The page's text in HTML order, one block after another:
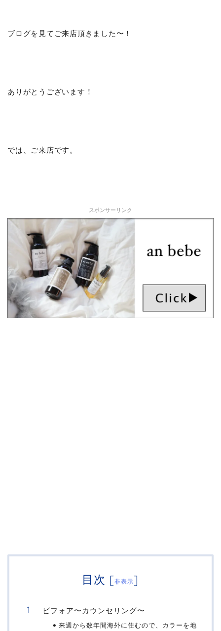
ブログを見てご来店頂きました〜！
ありがとうございます！
では、ご来店です。
スポンサーリンク
目次 [非表示]
ビフォア〜カウンセリング〜
来週から数年間海外に住むので、カラーを地